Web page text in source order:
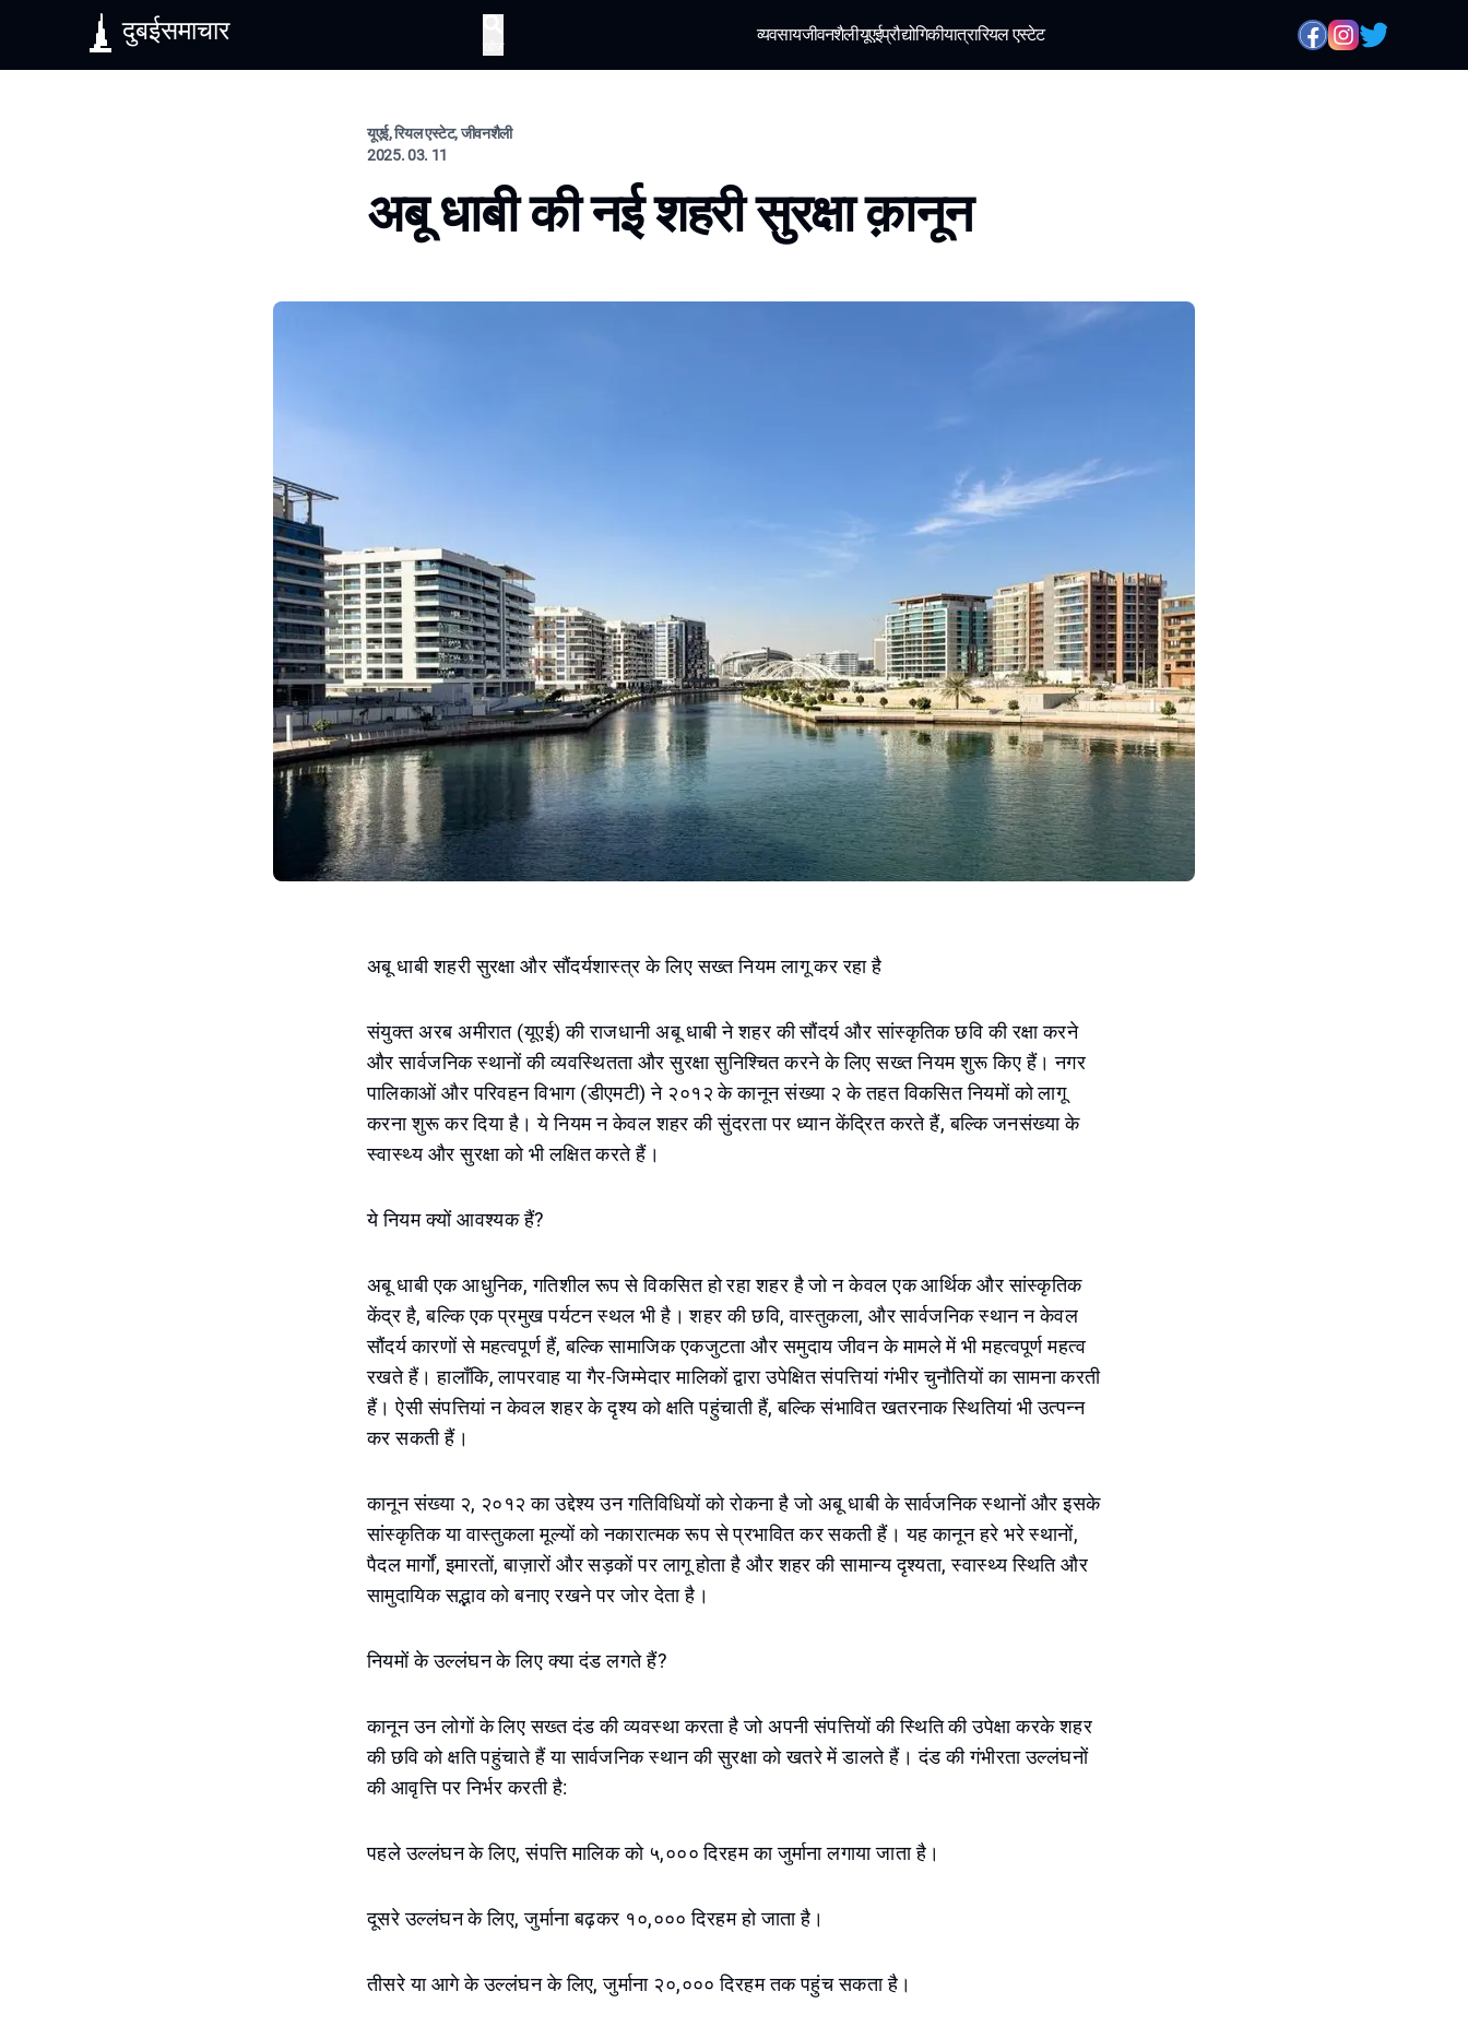
दुबईसमाचार व्यवसायजीवनशैलीयूएईप्रौद्योगिकीयात्रारियल एस्टेट
यूएई, रियल एस्टेट, जीवनशैली
2025. 03. 11
अबू धाबी की नई शहरी सुरक्षा क़ानून
अबू धाबी शहरी सुरक्षा और सौंदर्यशास्त्र के लिए सख्त नियम लागू कर रहा है
संयुक्त अरब अमीरात (यूएई) की राजधानी अबू धाबी ने शहर की सौंदर्य और सांस्कृतिक छवि की रक्षा करने
और सार्वजनिक स्थानों की व्यवस्थितता और सुरक्षा सुनिश्चित करने के लिए सख्त नियम शुरू किए हैं। नगर
पालिकाओं और परिवहन विभाग (डीएमटी) ने २०१२ के कानून संख्या २ के तहत विकसित नियमों को लागू
करना शुरू कर दिया है। ये नियम न केवल शहर की सुंदरता पर ध्यान केंद्रित करते हैं, बल्कि जनसंख्या के
स्वास्थ्य और सुरक्षा को भी लक्षित करते हैं।
ये नियम क्यों आवश्यक हैं?
अबू धाबी एक आधुनिक, गतिशील रूप से विकसित हो रहा शहर है जो न केवल एक आर्थिक और सांस्कृतिक
केंद्र है, बल्कि एक प्रमुख पर्यटन स्थल भी है। शहर की छवि, वास्तुकला, और सार्वजनिक स्थान न केवल
सौंदर्य कारणों से महत्वपूर्ण हैं, बल्कि सामाजिक एकजुटता और समुदाय जीवन के मामले में भी महत्वपूर्ण महत्व
रखते हैं। हालाँकि, लापरवाह या गैर-जिम्मेदार मालिकों द्वारा उपेक्षित संपत्तियां गंभीर चुनौतियों का सामना करती
हैं। ऐसी संपत्तियां न केवल शहर के दृश्य को क्षति पहुंचाती हैं, बल्कि संभावित खतरनाक स्थितियां भी उत्पन्न
कर सकती हैं।
कानून संख्या २, २०१२ का उद्देश्य उन गतिविधियों को रोकना है जो अबू धाबी के सार्वजनिक स्थानों और इसके
सांस्कृतिक या वास्तुकला मूल्यों को नकारात्मक रूप से प्रभावित कर सकती हैं। यह कानून हरे भरे स्थानों,
पैदल मार्गों, इमारतों, बाज़ारों और सड़कों पर लागू होता है और शहर की सामान्य दृश्यता, स्वास्थ्य स्थिति और
सामुदायिक सद्भाव को बनाए रखने पर जोर देता है।
नियमों के उल्लंघन के लिए क्या दंड लगते हैं?
कानून उन लोगों के लिए सख्त दंड की व्यवस्था करता है जो अपनी संपत्तियों की स्थिति की उपेक्षा करके शहर
की छवि को क्षति पहुंचाते हैं या सार्वजनिक स्थान की सुरक्षा को खतरे में डालते हैं। दंड की गंभीरता उल्लंघनों
की आवृत्ति पर निर्भर करती है:
पहले उल्लंघन के लिए, संपत्ति मालिक को ५,००० दिरहम का जुर्माना लगाया जाता है।
दूसरे उल्लंघन के लिए, जुर्माना बढ़कर १०,००० दिरहम हो जाता है।
तीसरे या आगे के उल्लंघन के लिए, जुर्माना २०,००० दिरहम तक पहुंच सकता है।